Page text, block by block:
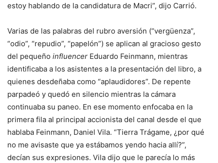
estoy hablando de la candidatura de Macri”, dijo Carrió.
Varias de las palabras del rubro aversión (“vergüenza”,
“odio”, “repudio”, “papelón”) se aplican al gracioso gesto
del pequeño influencer Eduardo Feinmann, mientras
identificaba a los asistentes a la presentación del libro, a
quienes desdeñaba como “aplaudidores”. De repente
parpadeó y quedó en silencio mientras la cámara
continuaba su paneo. En ese momento enfocaba en la
primera fila al principal accionista del canal desde el que
hablaba Feinmann, Daniel Vila. “Tierra Trágame, ¿por qué
no me avisaste que ya estábamos yendo hacia allí?”,
decían sus expresiones. Vila dijo que le parecía lo más